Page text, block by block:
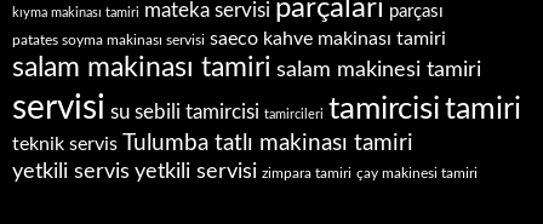
kıyma makinası tamiri mateka servisi parçaları parçası
patates soyma makinası servisi saeco kahve makinası tamiri
salam makinası tamiri salam makinesi tamiri
servisi su sebili tamircisi tamircileri tamircisi tamiri
teknik servis Tulumba tatlı makinası tamiri
yetkili servis yetkili servisi zimpara tamiri çay makinesi tamiri